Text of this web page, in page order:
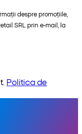
despre promoțiile,
SRL prin e-mail, la
Politica de